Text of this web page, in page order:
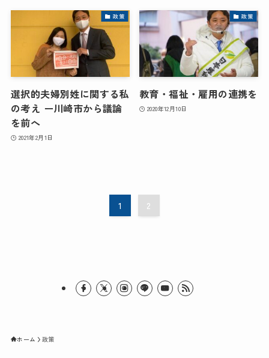
政策
選択的夫婦別姓に関する私
の考え ー川崎市から議論
を前へ
2021年2月1日
政策
教育・福祉・雇用の連携を
2020年12月10日
1 2
ホーム 政策